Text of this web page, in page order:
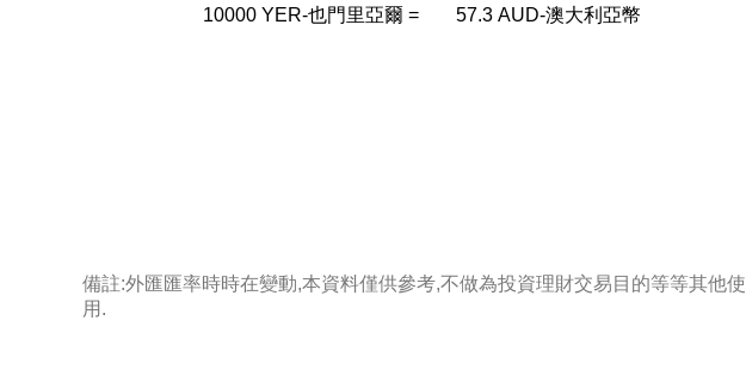
10000 YER-也門里亞爾 = 57.3 AUD-澳大利亞幣
備註:外匯匯率時時在變動,本資料僅供參考,不做為投資理財交易目的等等其他使
用.